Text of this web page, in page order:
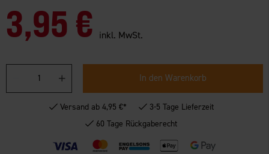
3,95 € inkl. MwSt.
In den Warenkorb
Versand ab 4,95 €*
3-5 Tage Lieferzeit
60 Tage Rückgaberecht